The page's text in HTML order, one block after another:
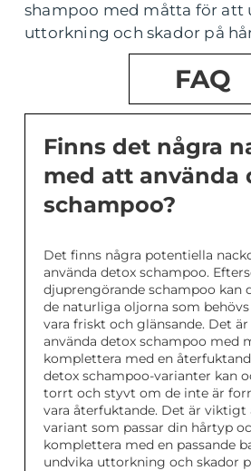
shampoo med måtta för att
uttorkning och skador på
FAQ
Finns det några
med att använda
schampoo?
Det finns några potentiella
använda detox schampoo.
djuprengörande schampoo kan
de naturliga oljorna som
vara friskt och glänsande. Det
använda detox schampoo med
komplettera med en
detox schampoo-varianter kan
torrt och styvt om de inte är
vara återfuktande. Det är viktigt
variant som passar din hårtyp
komplettera med en passande
undvika uttorkning och skador